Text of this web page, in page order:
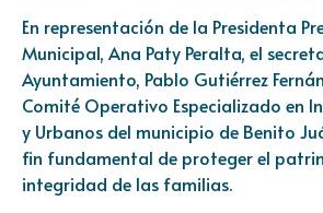
En representación de la Presidenta
Municipal, Ana Paty Peralta, el
Ayuntamiento, Pablo Gutiérrez
Comité Operativo Especializado en
y Urbanos del municipio de Benito
fin fundamental de proteger el
integridad de las familias.